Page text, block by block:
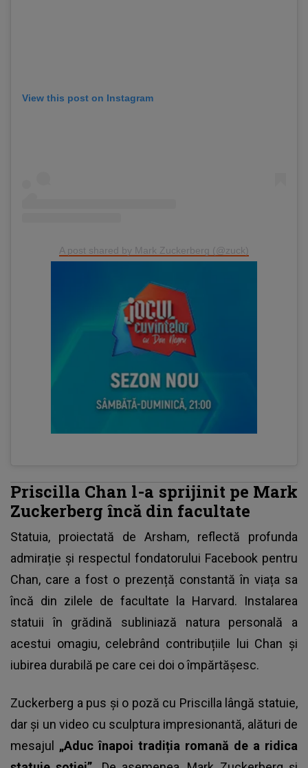
View this post on Instagram
A post shared by Mark Zuckerberg (@zuck)
Priscilla Chan l-a sprijinit pe Mark
Zuckerberg încă din facultate
Statuia, proiectată de Arsham, reflectă profunda
admirație și respectul fondatorului Facebook pentru
Chan, care a fost o prezență constantă în viața sa
încă din zilele de facultate la Harvard. Instalarea
statuii în grădină subliniază natura personală a
acestui omagiu, celebrând contribuțiile lui Chan și
iubirea durabilă pe care cei doi o împărtășesc.
Zuckerberg a pus și o poză cu Priscilla lângă statuie,
dar și un video cu sculptura impresionantă, alături de
mesajul „Aduc înapoi tradiția romană de a ridica